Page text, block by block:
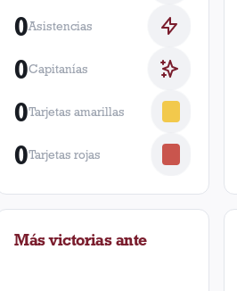
0Asistencias
0Capitanías
0Tarjetas amarillas
0Tarjetas rojas
Más victorias ante